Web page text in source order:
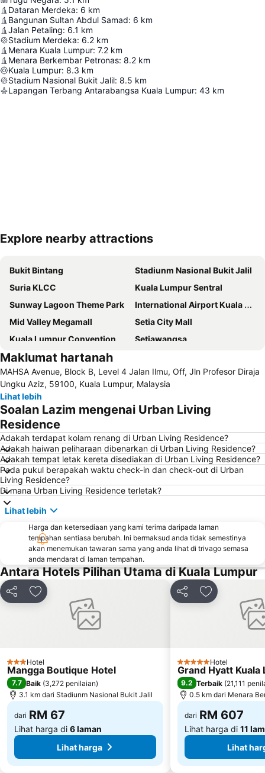
Dataran Merdeka: 6 km
Bangunan Sultan Abdul Samad: 6 km
Jalan Petaling: 6.1 km
Stadium Merdeka: 6.2 km
Menara Kuala Lumpur: 7.2 km
Menara Berkembar Petronas: 8.2 km
Kuala Lumpur: 8.3 km
Stadium Nasional Bukit Jalil: 8.5 km
Lapangan Terbang Antarabangsa Kuala Lumpur: 43 km
Kembangkan peta
Explore nearby attractions
Bukit Bintang
Stadiunm Nasional Bukit Jalil
Suria KLCC
Kuala Lumpur Sentral
Sunway Lagoon Theme Park
International Airport Kuala Lumpur
Mid Valley Megamall
Setia City Mall
Kuala Lumpur Convention Centre
Setiawangsa
KLIA Ekspres
Jalan Tunku Abdul Rahman
Dataran Merdeka
Aquaria
Masjid Jamek
One Utama Shopping Centre
Menara Berkembar Petronas
Sunway Pyramid Shopping Centre
Zoo Negara
Pasar Seni
Sepang International Circuit
Batu Caves
Jalan Petaling
Port Klang
Menara KL
1 Utama
Lapangan Terbang Sultan Abdul Aziz Shah
Taman KLCC
Central Market Kuala Lumpur
The Curve
Putrajaya Hot Air Balloon Fiesta
Lot 10
Bukit Melawati
Monorail
Tropicana City Mall
Kepong Forestry Park - FRIM
Kuala Lumpur Golf & Country Club
Sultan Abdul Samad Building
Istana Budaya
Istana Negara
Tugu Negara
Lake Garden
Maklumat hartanah
MAHSA Avenue, Block B, Level 4 Jalan Ilmu, Off, Jln Profesor Diraja
Ungku Aziz, 59100, Kuala Lumpur, Malaysia
Lihat lebih
Soalan Lazim mengenai Urban Living
Residence
Adakah terdapat kolam renang di Urban Living Residence?
Adakah haiwan peliharaan dibenarkan di Urban Living Residence?
Adakah tempat letak kereta disediakan di Urban Living Residence?
Pada pukul berapakah waktu check-in dan check-out di Urban
Living Residence?
Di mana Urban Living Residence terletak?
Lihat lebih
Harga dan ketersediaan yang kami terima daripada laman
tempahan sentiasa berubah. Ini bermaksud anda tidak semestinya
akan menemukan tawaran sama yang anda lihat di trivago semasa
anda mendarat di laman tempahan.
Antara Hotels Pilihan Utama di Kuala Lumpur
Kongsi Tambah ke favorit
3 Bintang
Hotel
Mangga Boutique Hotel
7.7 Baik (3,272 penilaian)
3.1 km dari Stadiunm Nasional Bukit Jalil
dari RM 67
Lihat harga di 6 laman
Lihat harga
Kongsi Tambah ke
5 BintangHotel
Grand Hyatt Kuala
9.2 Terbaik (21,111
0.5 km dari Menara
dari RM 607
Lihat harga di 11
Lihat